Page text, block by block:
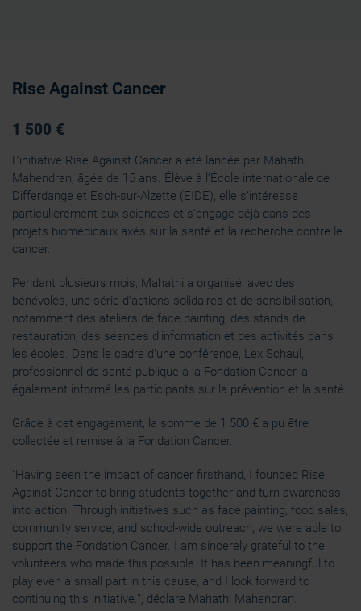
Rise Against Cancer
1 500 €
L’initiative Rise Against Cancer a été lancée par Mahathi
Mahendran, âgée de 15 ans. Élève à l’École internationale de
Differdange et Esch-sur-Alzette (EIDE), elle s’intéresse
particulièrement aux sciences et s’engage déjà dans des
projets biomédicaux axés sur la santé et la recherche contre le
cancer.
Pendant plusieurs mois, Mahathi a organisé, avec des
bénévoles, une série d’actions solidaires et de sensibilisation,
notamment des ateliers de face painting, des stands de
restauration, des séances d’information et des activités dans
les écoles. Dans le cadre d’une conférence, Lex Schaul,
professionnel de santé publique à la Fondation Cancer, a
également informé les participants sur la prévention et la santé.
Grâce à cet engagement, la somme de 1 500 € a pu être
collectée et remise à la Fondation Cancer.
“Having seen the impact of cancer firsthand, I founded Rise
Against Cancer to bring students together and turn awareness
into action. Through initiatives such as face painting, food sales,
community service, and school-wide outreach, we were able to
support the Fondation Cancer. I am sincerely grateful to the
volunteers who made this possible. It has been meaningful to
play even a small part in this cause, and I look forward to
continuing this initiative.”, déclare Mahathi Mahendran.